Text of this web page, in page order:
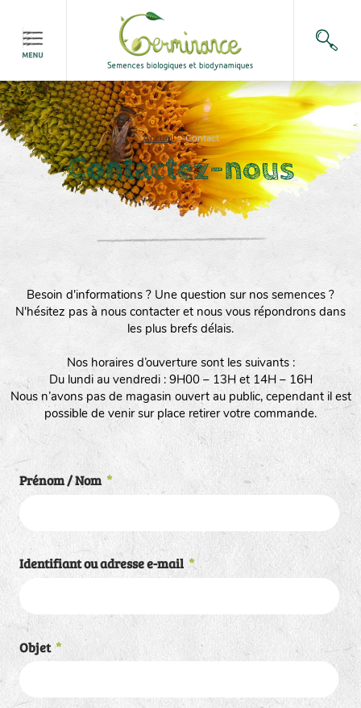
Accueil>Contact
Contactez-nous
Besoin d'informations ? Une question sur nos semences ?
N'hésitez pas à nous contacter et nous vous répondrons dans
les plus brefs délais.
Nos horaires d’ouverture sont les suivants :
Du lundi au vendredi : 9H00 – 13H et 14H – 16H
Nous n’avons pas de magasin ouvert au public, cependant il est
possible de venir sur place retirer votre commande.
Prénom / Nom *
Identifiant ou adresse e-mail *
Objet *